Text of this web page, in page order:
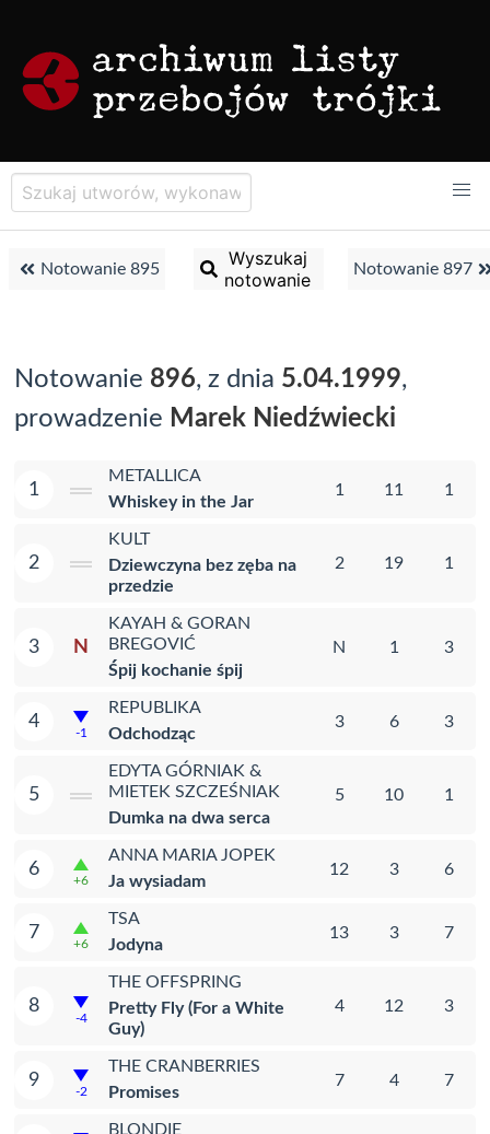
Notowanie 895
Wyszukaj
notowanie
Notowanie 897
Notowanie 896, z dnia 5.04.1999,
prowadzenie Marek Niedźwiecki
1
METALLICA
Whiskey in the Jar
1 11 1
2
KULT
Dziewczyna bez zęba na
przedzie
2 19 1
3 N
KAYAH & GORAN
BREGOVIĆ
Śpij kochanie śpij
N 1 3
4
-1
REPUBLIKA
Odchodząc
3 6 3
5
EDYTA GÓRNIAK &
MIETEK SZCZEŚNIAK
Dumka na dwa serca
5 10 1
6
+6
ANNA MARIA JOPEK
Ja wysiadam
12 3 6
7
+6
TSA
Jodyna
13 3 7
8
-4
THE OFFSPRING
Pretty Fly (For a White
Guy)
4 12 3
9
-2
THE CRANBERRIES
Promises
7 4 7
BLONDIE